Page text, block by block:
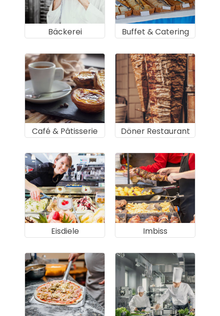
Bäckerei Buffet & Catering
Café & Pâtisserie Döner Restaurant
Eisdiele Imbiss